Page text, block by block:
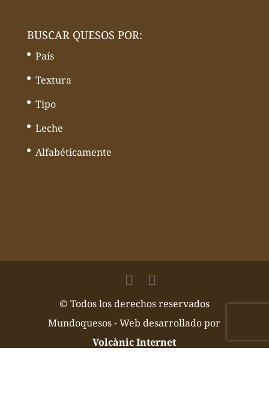
BUSCAR QUESOS POR:
País
Textura
Tipo
Leche
Alfabéticamente
© Todos los derechos reservados
Mundoquesos - Web desarrollado por
Volcànic Internet